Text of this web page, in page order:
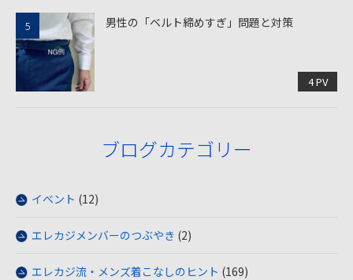
男性の「ベルト締めすぎ」問題と対策
4 PV
ブログカテゴリー
イベント (12)
エレカジメンバーのつぶやき (2)
エレカジ流・メンズ着こなしのヒント (169)